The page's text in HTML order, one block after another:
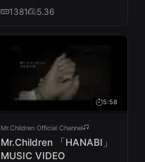
～1381 5.36
5:58
Mr.Children Official Channel
Mr.Children 「HANABI」
MUSIC VIDEO